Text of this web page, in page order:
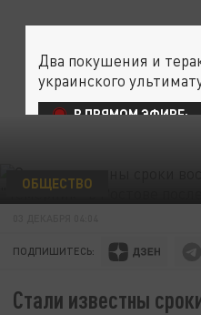
ОБЩЕСТВО
ПОДПИШИТЕСЬ:
Стали известны
Два покушения и
украинского
В ПРЯМОМ ЭФИРЕ: